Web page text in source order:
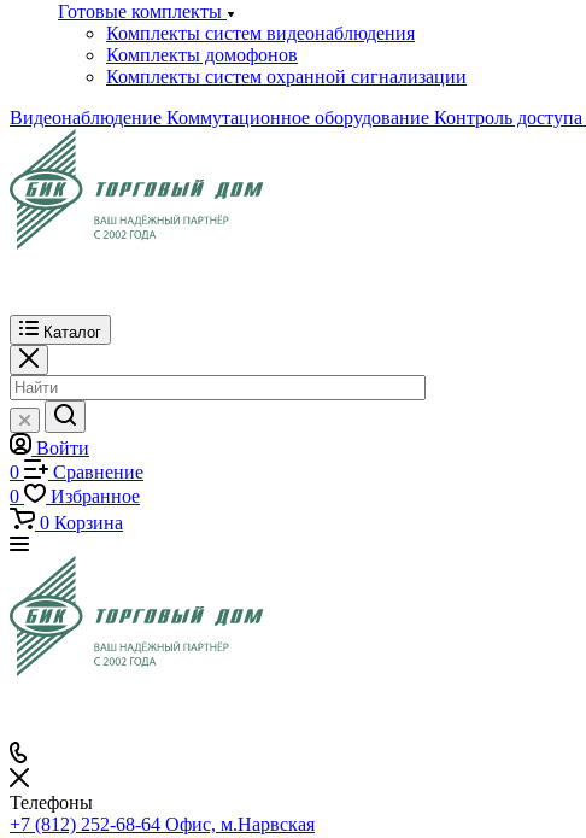
Готовые комплекты
Комплекты систем видеонаблюдения
Комплекты домофонов
Комплекты систем охранной сигнализации
Видеонаблюдение Коммутационное оборудование Контроль доступа
Каталог
Войти
0
Сравнение
0
Избранное
0 Корзина
Телефоны
+7 (812) 252-68-64 Офис, м.Нарвская